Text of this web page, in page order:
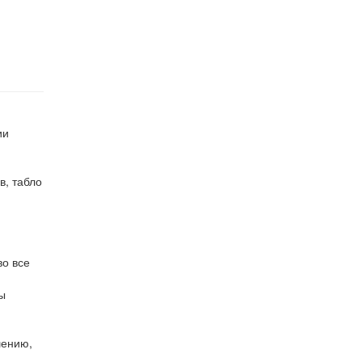
табло
все